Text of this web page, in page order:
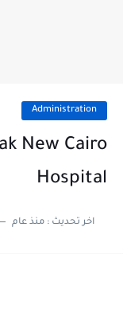
Administration
New Cairo
Hospital
اخر تحديث :منذ عام